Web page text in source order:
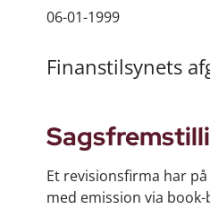
06-01-1999
Finanstilsynets
Et revisionsfirma har
med emission via